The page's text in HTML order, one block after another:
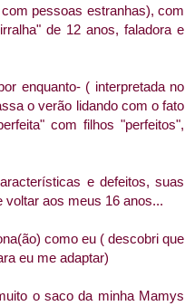
pessoas estranhas), com
de 12 anos, faladora e
enquanto- ( interpretada no
o verão lidando com o fato
com filhos "perfeitos",
e defeitos, suas
voltar aos meus 16 anos...
como eu ( descobri que
eu me adaptar)
o saco da minha Mamys